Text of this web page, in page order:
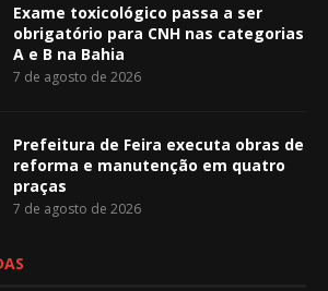
Exame toxicológico passa a ser
obrigatório para CNH nas categorias
A e B na Bahia
7 de agosto de 2026
Prefeitura de Feira executa obras de
reforma e manutenção em quatro
praças
7 de agosto de 2026